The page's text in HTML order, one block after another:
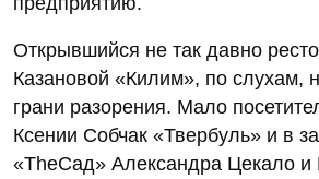
Открывшийся не так давно
Казановой «Килим», по слухам,
грани разорения. Мало
Ксении Собчак «Твербуль» и в
«TheСад» Александра Цекало и